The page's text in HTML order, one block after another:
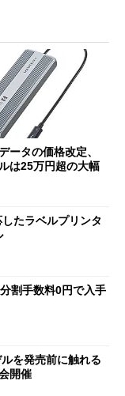
ータの価格改定、
は25万円超の大幅
たラベルプリンタ
割手数料0円で入手
を発売前に触れる
開催